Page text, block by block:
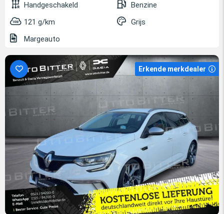
Handgeschakeld
Benzine
121 g/km
Grijs
Margeauto
Erkende merkdealer